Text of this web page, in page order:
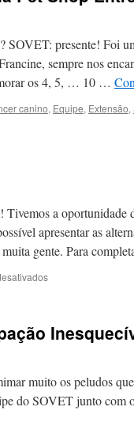
Patologia
SOVET: presente! Foi
sempre nos
os 4, 5, … 10 …
canino, Equipe, Extensão,
a oportunidade
apresentar as
muita gente. Para
em
muito os peludos
do SOVET junto com